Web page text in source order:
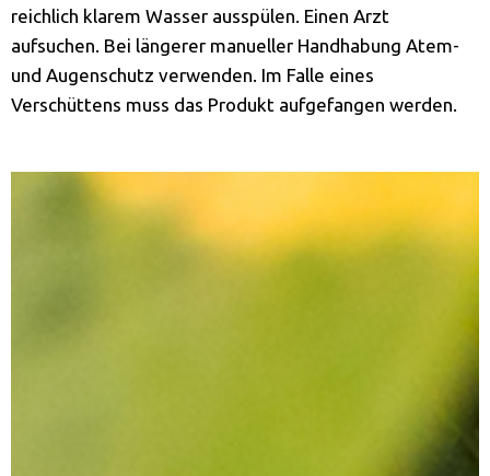
reichlich klarem Wasser ausspülen. Einen Arzt
aufsuchen. Bei längerer manueller Handhabung Atem-
und Augenschutz verwenden. Im Falle eines
Verschüttens muss das Produkt aufgefangen werden.